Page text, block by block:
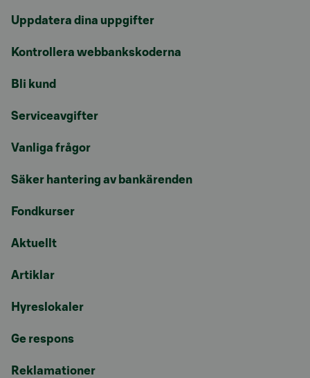
Uppdatera dina uppgifter
Kontrollera webbankskoderna
Bli kund
Serviceavgifter
Vanliga frågor
Säker hantering av bankärenden
Fondkurser
Aktuellt
Artiklar
Hyreslokaler
Ge respons
Reklamationer